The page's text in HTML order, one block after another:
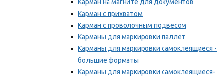
Карман на магните для документов
Карман с прихватом
Карман с проволочным подвесом
Карманы для маркировки паллет
Карманы для маркировки самоклеящиеся -
большие форматы
Карманы для маркировки самоклеящиеся-